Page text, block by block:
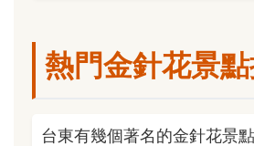
熱門金針花景
台東有幾個著名的金針花景